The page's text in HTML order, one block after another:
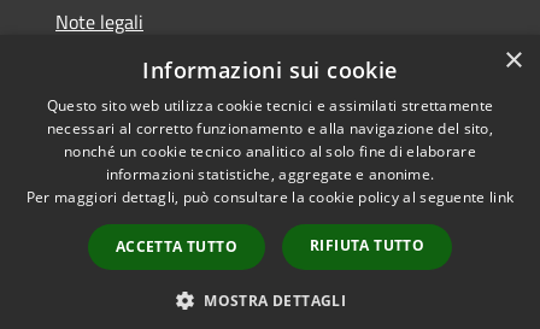
Note legali
Dichiarazione di accessibilità
Accessibilità
Copyright © 2026 • Comune di
Anacapri • Powered by
Municipium•
Accesso
redazione
×
Informazioni sui cookie
Questo sito web utilizza cookie tecnici e assimilati strettamente
necessari al corretto funzionamento e alla navigazione del sito,
nonché un cookie tecnico analitico al solo fine di elaborare
informazioni statistiche, aggregate e anonime.
Per maggiori dettagli, può consultare la cookie policy al seguente link
ACCETTA TUTTO RIFIUTA TUTTO
MOSTRA DETTAGLI